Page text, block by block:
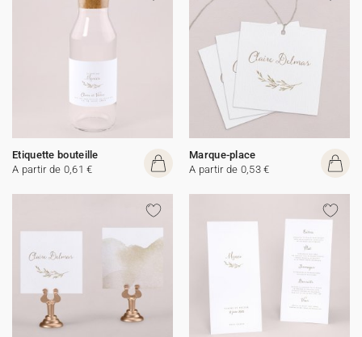
Etiquette bouteille
A partir de 0,61 €
Marque-place
A partir de 0,53 €